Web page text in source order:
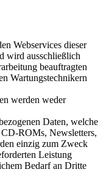
Webservices dieser
wird ausschließlich
beauftragten
Wartungstechnikern
werden weder
Daten, welche
ROMs, Newsletters,
einzig zum Zweck
Leistung
Bedarf an Dritte